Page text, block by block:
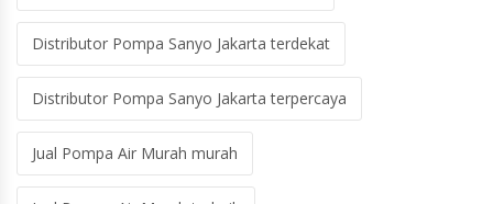
Distributor Pompa Sanyo Jakarta terdekat
Distributor Pompa Sanyo Jakarta terpercaya
Jual Pompa Air Murah murah